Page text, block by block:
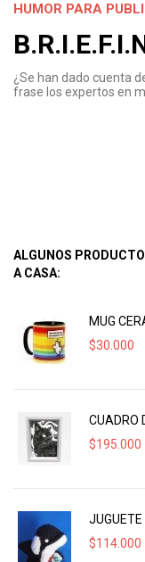
HUMOR PARA
¿Se han dado cuenta
frase los expertos en
ALGUNOS
A CASA:
MUG
$30.000
CUADRO
$195.000
$114.000